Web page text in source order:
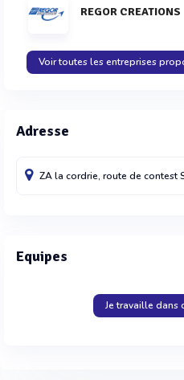
REGOR CREATIONS
Voir toutes les entreprises
Adresse
ZA la cordrie, route de contest
Equipes
Je travaille dans